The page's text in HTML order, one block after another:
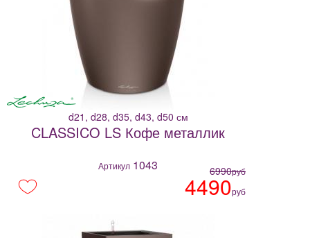
d21, d28, d35, d43, d50 см
CLASSICO LS Кофе металлик
Артикул 1043 6990руб
4490руб